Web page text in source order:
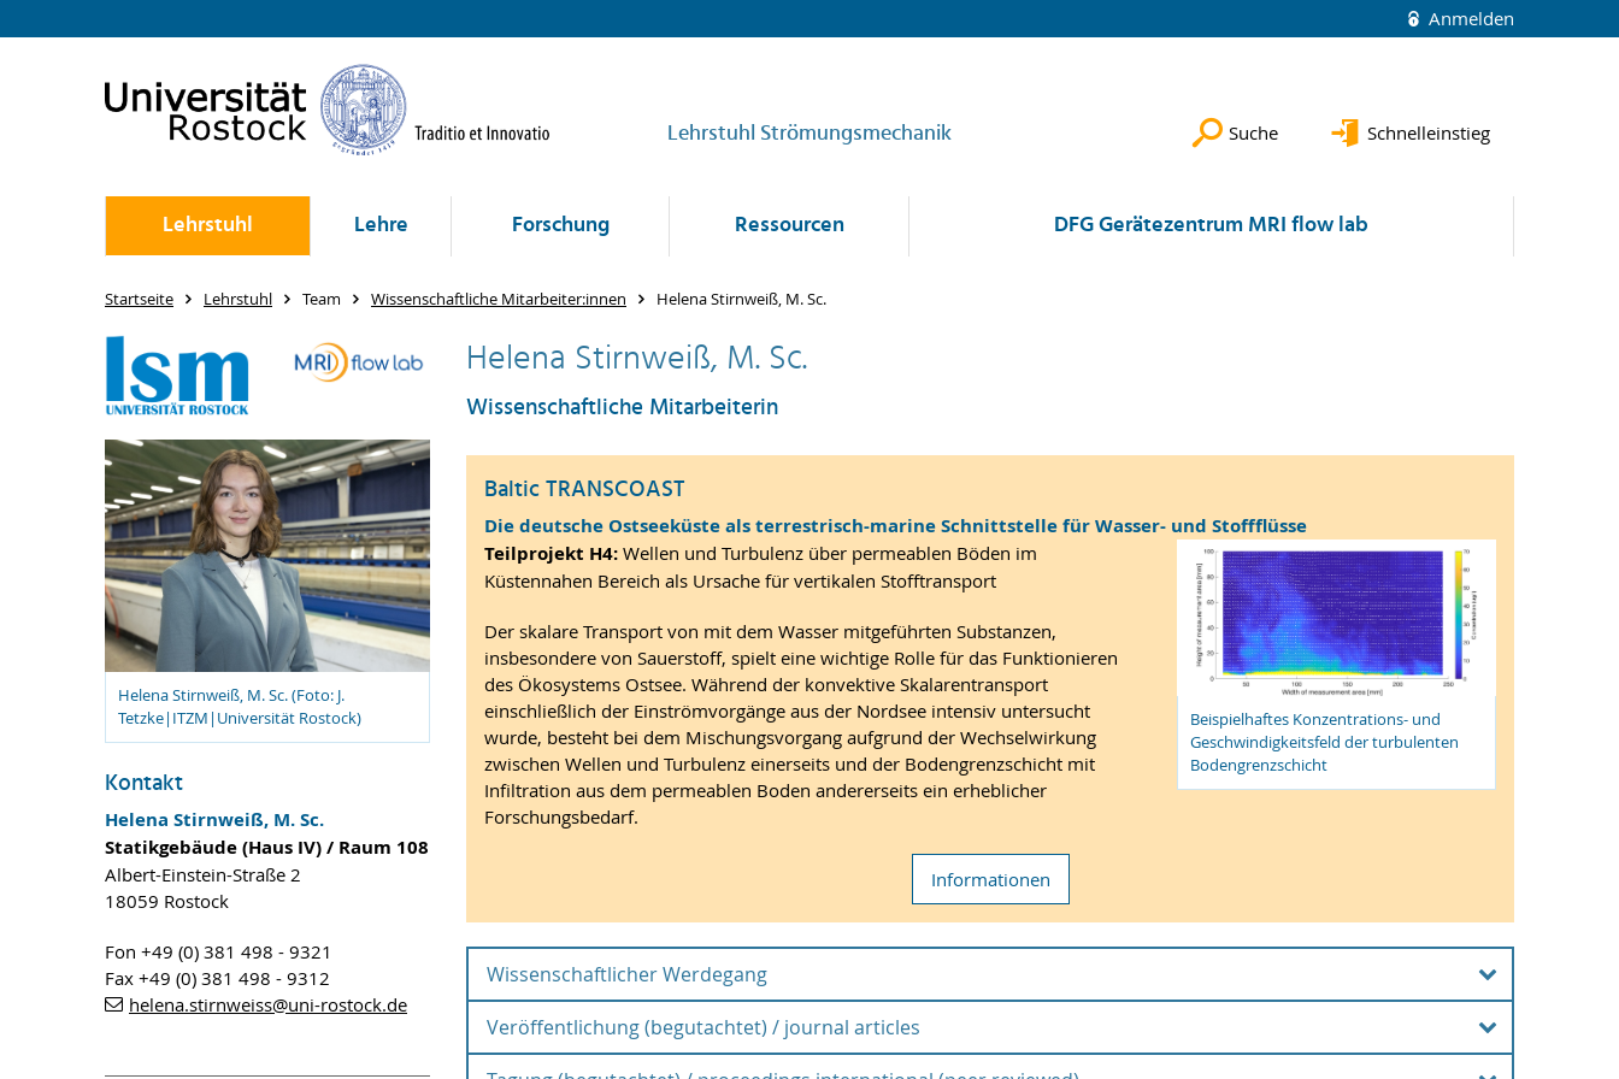
Anmelden
Lehrstuhl Strömungsmechanik Suche Schnelleinstieg
Lehrstuhl Lehre Forschung Ressourcen DFG Gerätezentrum MRI flow lab
Startseite Lehrstuhl Team Wissenschaftliche Mitarbeiter:innen Helena Stirnweiß, M. Sc.
Helena Stirnweiß, M. Sc. (Foto: J.
Tetzke|ITZM|Universität Rostock)
Kontakt
Helena Stirnweiß, M. Sc.
Statikgebäude (Haus IV) / Raum 108
Albert-Einstein-Straße 2
18059 Rostock
Fon +49 (0) 381 498 - 9321
Fax +49 (0) 381 498 - 9312
helena.stirnweiss@uni-rostock.de
Helena Stirnweiß, M. Sc.
Wissenschaftliche Mitarbeiterin
Baltic TRANSCOAST
Die deutsche Ostseeküste als terrestrisch-marine Schnittstelle für Wasser- und Stoffflüsse
Beispielhaftes Konzentrations- und
Geschwindigkeitsfeld der turbulenten
Bodengrenzschicht
Teilprojekt H4: Wellen und Turbulenz über permeablen Böden im
Küstennahen Bereich als Ursache für vertikalen Stofftransport
Der skalare Transport von mit dem Wasser mitgeführten Substanzen,
insbesondere von Sauerstoff, spielt eine wichtige Rolle für das Funktionieren
des Ökosystems Ostsee. Während der konvektive Skalarentransport
einschließlich der Einströmvorgänge aus der Nordsee intensiv untersucht
wurde, besteht bei dem Mischungsvorgang aufgrund der Wechselwirkung
zwischen Wellen und Turbulenz einerseits und der Bodengrenzschicht mit
Infiltration aus dem permeablen Boden andererseits ein erheblicher
Forschungsbedarf.
Informationen
Wissenschaftlicher Werdegang
Zeit(raum) Lebensstation
Veröffentlichung (begutachtet) / journal articles